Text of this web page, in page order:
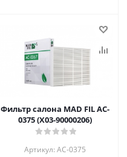
Фильтр салона MAD FIL AC-
0375 (X03-90000206)
Артикул: AC-0375